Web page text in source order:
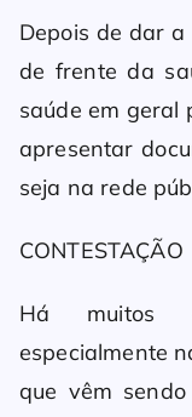
Depois de dar
de frente da
saúde em geral
apresentar
seja na rede
CONTESTAÇÃO
Há muitos
especialmente
que vêm